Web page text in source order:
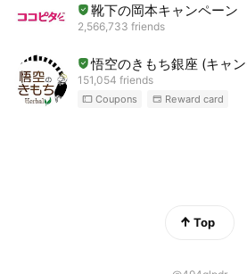
靴下の岡本キャンペーン
2,566,733 friends
悟空のきもち銀座 (キャ
151,054 friends
Coupons Reward card
Top